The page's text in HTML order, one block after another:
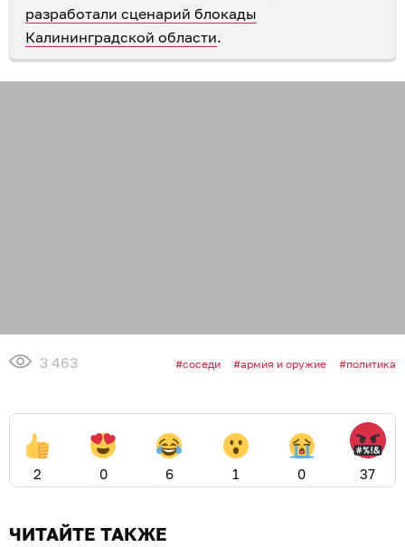
разработали сценарий блокады
Калининградской области.
3 463 соседи армия и оружие политика
2 0 6 1 0 37
ЧИТАЙТЕ ТАКЖЕ